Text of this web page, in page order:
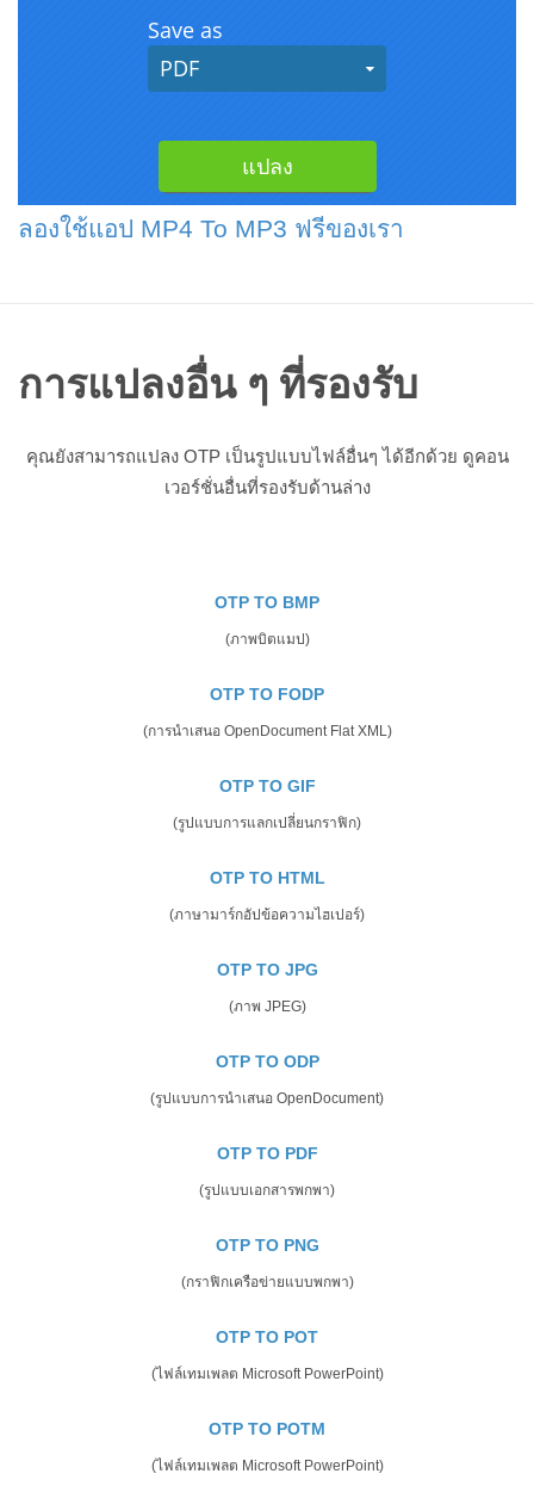
ลองใช้แอป MP4 To MP3 ฟรีของเรา
การแปลงอื่น ๆ ที่รองรับ
คุณยังสามารถแปลง OTP เป็นรูปแบบไฟล์อื่นๆ ได้อีกด้วย ดูคอน
เวอร์ชั่นอื่นที่รองรับด้านล่าง
OTP TO BMP
(ภาพบิตแมป)
OTP TO FODP
(การนำเสนอ OpenDocument Flat XML)
OTP TO GIF
(รูปแบบการแลกเปลี่ยนกราฟิก)
OTP TO HTML
(ภาษามาร์กอัปข้อความไฮเปอร์)
OTP TO JPG
(ภาพ JPEG)
OTP TO ODP
(รูปแบบการนำเสนอ OpenDocument)
OTP TO PDF
(รูปแบบเอกสารพกพา)
OTP TO PNG
(กราฟิกเครือข่ายแบบพกพา)
OTP TO POT
(ไฟล์เทมเพลต Microsoft PowerPoint)
OTP TO POTM
(ไฟล์เทมเพลต Microsoft PowerPoint)